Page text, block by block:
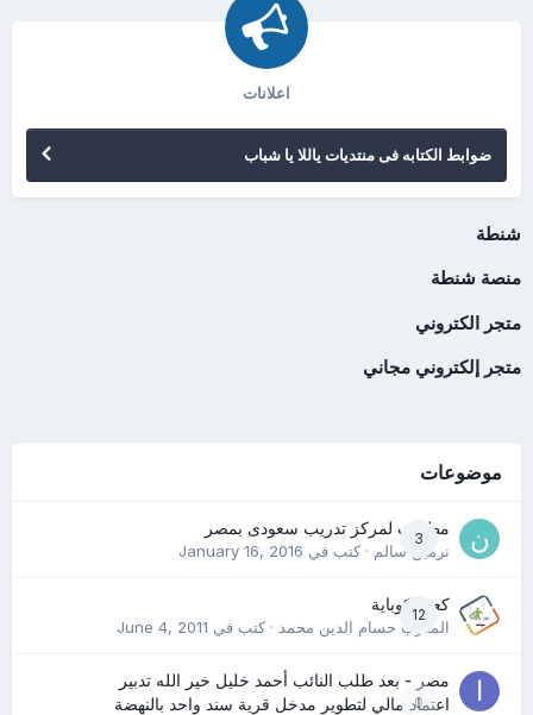
اعلانات
ضوابط الكتابه فى منتديات ياللا يا شباب
شنطة
منصة شنطة
متجر الكتروني
متجر إلكتروني مجاني
موضوعات
3
مطلوب لمركز تدريب سعودى بمصر
نرمين سالم· كتب في January 16, 2016
12
كعب كوباية
المدرب حسام الدين محمد· كتب في June 4, 2011
0
مصر - بعد طلب النائب أحمد خليل خير الله تدبير
اعتماد مالي لتطوير مدخل قرية سند واحد بالنهضة